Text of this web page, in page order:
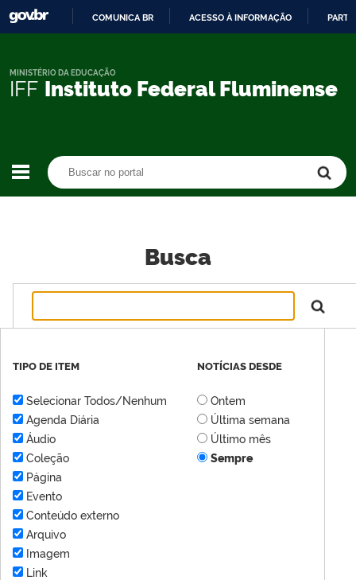
CONTEÚDO
COMUNICA BR ACESSO À INFORMAÇÃO
IFF Instituto Federal Fluminense
MINISTÉRIO DA EDUCAÇÃO
Busca
TIPO DE ITEM
Selecionar Todos/Nenhum
Agenda Diária
Áudio
Coleção
Página
Evento
Conteúdo externo
Arquivo
Imagem
Link
NOTÍCIAS DESDE
Ontem
Última semana
Último mês
Sempre